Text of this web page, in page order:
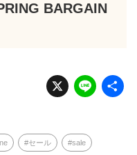
BARGAIN
X Li
n
セール sale